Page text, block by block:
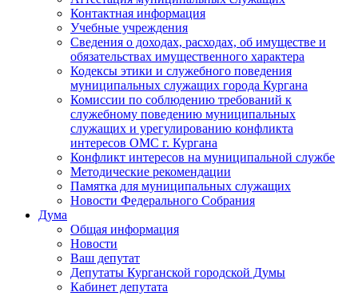
Контактная информация
Учебные учреждения
Сведения о доходах, расходах, об имуществе и
обязательствах имущественного характера
Кодексы этики и служебного поведения
муниципальных служащих города Кургана
Комиссии по соблюдению требований к
служебному поведению муниципальных
служащих и урегулированию конфликта
интересов ОМС г. Кургана
Конфликт интересов на муниципальной службе
Методические рекомендации
Памятка для муниципальных служащих
Новости Федерального Cобрания
Дума
Общая информация
Новости
Ваш депутат
Депутаты Курганской городской Думы
Кабинет депутата